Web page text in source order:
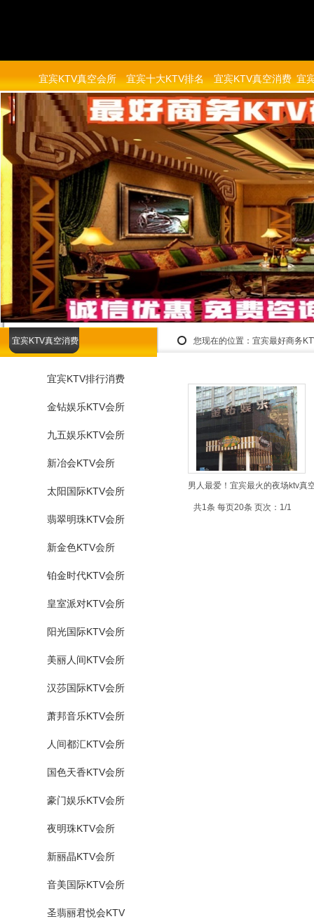
宜宾KTV真空会所 宜宾十大KTV排名 宜宾KTV真空消费 宜
您现在的位置： 宜宾最好商务
宜宾KTV真空消费
宜宾KTV排行消费
金钻娱乐KTV会所
九五娱乐KTV会所
新冶会KTV会所
太阳国际KTV会所
翡翠明珠KTV会所
新金色KTV会所
铂金时代KTV会所
皇室派对KTV会所
阳光国际KTV会所
美丽人间KTV会所
汉莎国际KTV会所
萧邦音乐KTV会所
人间都汇KTV会所
国色天香KTV会所
豪门娱乐KTV会所
夜明珠KTV会所
新丽晶KTV会所
音美国际KTV会所
圣翡丽君悦会KTV
男人最爱！宜宾最火的夜场ktv真
共1条 每页20条 页次：1/1